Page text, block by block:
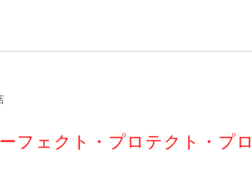
フェクト・プロテクト・プロ